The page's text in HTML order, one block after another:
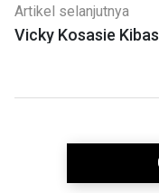
Artikel selanjutnya
Vicky Kosasie